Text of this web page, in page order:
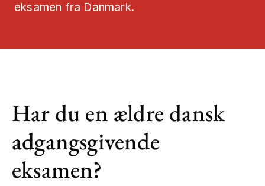
eksamen fra Danmark.
Har du en ældre dansk
adgangsgivende
eksamen?